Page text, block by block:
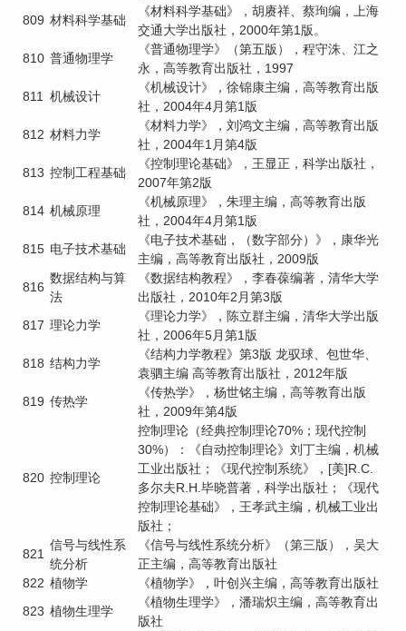
809 材料科学基础
《材料科学基础》，胡赓祥、蔡珣编，上海
交通大学出版社，2000年第1版。
810 普通物理学
《普通物理学》（第五版），程守洙、江之
永，高等教育出版社，1997
811
机械设计
《机械设计》，徐锦康主编，高等教育出版
社，2004年4月第1版
812 材料力学
《材料力学》，刘鸿文主编，高等教育出版
社，2004年1月第4版
813 控制工程基础
《控制理论基础》，王显正，科学出版社，
2007年第2版
814 机械原理
《机械原理》，朱理主编，高等教育出版
社，2004年4月第1版
815 电子技术基础
《电子技术基础，（数字部分）》，康华光
主编，高等教育出版社，2009版
816
数据结构与算
法
《数据结构教程》，李春葆编著，清华大学
出版社，2010年2月第3版
817 理论力学
《理论力学》，陈立群主编，清华大学出版
社，2006年5月第1版
818 结构力学
《结构力学教程》第3版 龙驭球、包世华、
袁驷主编 高等教育出版社，2012年版
819 传热学
《传热学》，杨世铭主编，高等教育出版
社，2009年第4版
820 控制理论
控制理论（经典控制理论70%；现代控制
30%）：《自动控制理论》刘丁主编，机械
工业出版社；《现代控制系统》，[美]R.C.
多尔夫R.H.毕晓普著，科学出版社；《现代
控制理论基础》，王孝武主编，机械工业出
版社；
821
信号与线性系
统分析
《信号与线性系统分析》（第三版），吴大
正主编，高等教育出版社
822 植物学
《植物学》，叶创兴主编，高等教育出版社
823 植物生理学
《植物生理学》，潘瑞炽主编，高等教育出
版社